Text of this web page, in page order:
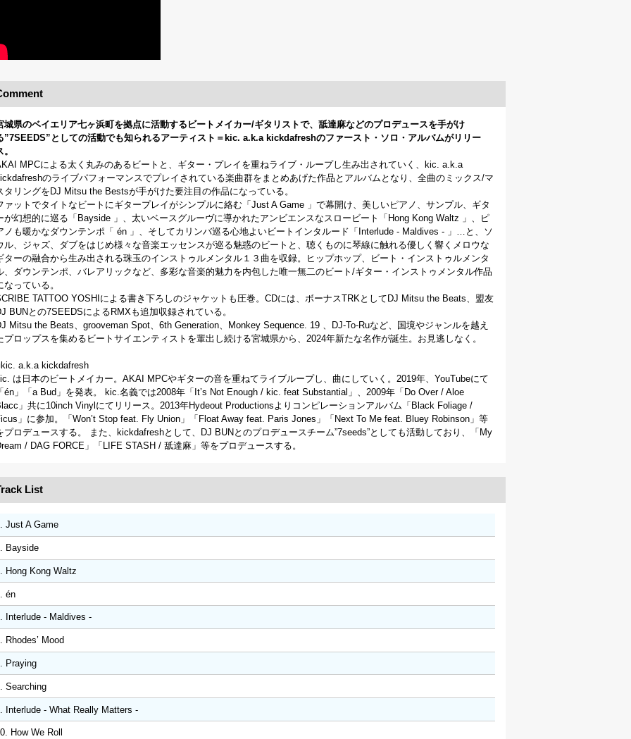
城県のベイエリア七ヶ浜町を拠点に活動するビートメイカー/ギタリストで、舐達麻などのプロデュースを手がけ
”7SEEDS”としての活動でも知られるアーティスト＝kic. a.k.a kickdafreshのファースト・ソロ・アルバムがリリー
。
MPCによる太く丸みのあるビートと、ギター・プレイを重ねライブ・ループし生み出されていく、kic. a.k.a
のライブパフォーマンスでプレイされている楽曲群をまとめあげた作品とアルバムとなり、全曲のミックス/マ
タリングをDJ Mitsu the Bestsが手がけた要注目の作品になっている。
ァットでタイトなビートにギタープレイがシンプルに絡む「Just A Game 」で幕開け、美しいピアノ、サンプル、ギタ
が幻想的に巡る「Bayside 」、太いベースグルーヴに導かれたアンビエンスなスロービート「Hong Kong Waltz 」、ピ
ノも暖かなダウンテンポ「 én 」、そしてカリンバ巡る心地よいビートインタルード「Interlude - Maldives - 」…と、ソ
ル、ジャズ、ダブをはじめ様々な音楽エッセンスが巡る魅惑のビートと、聴くものに琴線に触れる優しく響くメロウな
ターの融合から生み出される珠玉のインストゥルメンタル１３曲を収録。ヒップホップ、ビート・インストゥルメンタ
、ダウンテンポ、バレアリックなど、多彩な音楽的魅力を内包した唯一無二のビート/ギター・インストゥメンタル作品
なっている。
TATTOO YOSHIによる書き下ろしのジャケットも圧巻。CDには、ボーナスTRKとしてDJ Mitsu the Beats、盟友
BUNとの7SEEDSによるRMXも追加収録されている。
Mitsu the Beats、grooveman Spot、6th Generation、Monkey Sequence. 19 、DJ-To-Ruなど、国境やジャンルを越え
プロップスを集めるビートサイエンティストを輩出し続ける宮城県から、2024年新たな名作が誕生。お見逃しなく。
a.k.a kickdafresh
は日本のビートメイカー。AKAI MPCやギターの音を重ねてライブループし、曲にしていく。2019年、YouTubeにて
「én」「a Bud」を発表。 kic.名義では2008年「It’s Not Enough / kic. feat Substantial」、2009年「Do Over / Aloe
」共に10inch Vinylにてリリース。2013年Hydeout Productionsよりコンピレーションアルバム「Black Foliage /
」に参加。「Won’t Stop feat. Fly Union」「Float Away feat. Paris Jones」「Next To Me feat. Bluey Robinson」等
プロデュースする。 また、kickdafreshとして、DJ BUNとのプロデュースチーム”7seeds”としても活動しており、「My
/ DAG FORCE」「LIFE STASH / 舐達麻」等をプロデュースする。
List
Just A Game
Bayside
Hong Kong Waltz
én
Interlude - Maldives -
Rhodes’ Mood
Praying
Searching
Interlude - What Really Matters -
How We Roll